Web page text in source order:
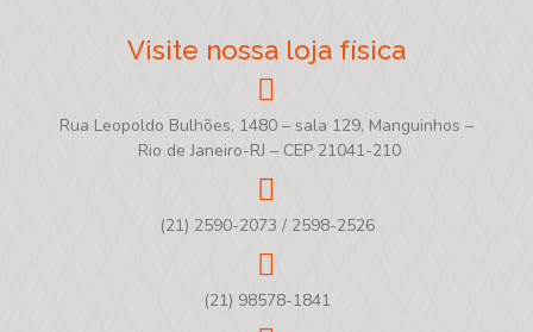
Visite nossa loja física
Rua Leopoldo Bulhões, 1480 – sala 129, Manguinhos –
Rio de Janeiro-RJ – CEP 21041-210
(21) 2590-2073 / 2598-2526
(21) 98578-1841